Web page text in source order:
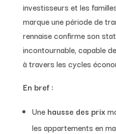
investisseurs et les
marque une période de
rennaise confirme son
incontournable, capable
à travers les cycles
En bref :
Une hausse des prix
les appartements en